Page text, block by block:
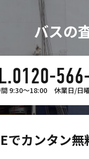
バスの
間 9:30〜18:00 休業日/日
でカンタン無